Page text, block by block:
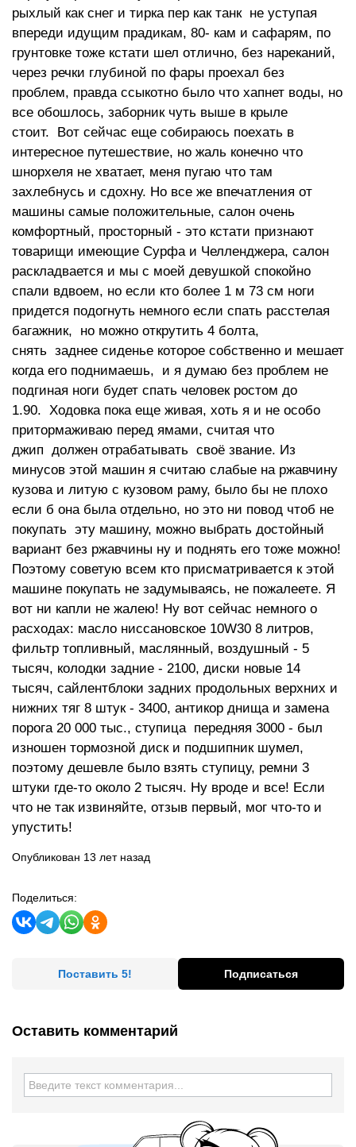
рыхлый как снег и тирка пер как танк не уступая
впереди идущим прадикам, 80- кам и сафарям, по
грунтовке тоже кстати шел отлично, без нареканий,
через речки глубиной по фары проехал без
проблем, правда ссыкотно было что хапнет воды, но
все обошлось, заборник чуть выше в крыле
стоит. Вот сейчас еще собираюсь поехать в
интересное путешествие, но жаль конечно что
шнорхеля не хватает, меня пугаю что там
захлебнусь и сдохну. Но все же впечатления от
машины самые положительные, салон очень
комфортный, просторный - это кстати признают
товарищи имеющие Сурфа и Челленджера, салон
раскладвается и мы с моей девушкой спокойно
спали вдвоем, но если кто более 1 м 73 см ноги
придется подогнуть немного если спать расстелая
багажник, но можно открутить 4 болта,
снять заднее сиденье которое собственно и мешает
когда его поднимаешь, и я думаю без проблем не
подгиная ноги будет спать человек ростом до
1.90. Ходовка пока еще живая, хоть я и не особо
притормаживаю перед ямами, считая что
джип должен отрабатывать своё звание. Из
минусов этой машин я считаю слабые на ржавчину
кузова и литую с кузовом раму, было бы не плохо
если б она была отдельно, но это ни повод чтоб не
покупать эту машину, можно выбрать достойный
вариант без ржавчины ну и поднять его тоже можно!
Поэтому советую всем кто присматривается к этой
машине покупать не задумываясь, не пожалеете. Я
вот ни капли не жалею! Ну вот сейчас немного о
расходах: масло ниссановское 10W30 8 литров,
фильтр топливный, маслянный, воздушный - 5
тысяч, колодки задние - 2100, диски новые 14
тысяч, сайлентблоки задних продольных верхних и
нижних тяг 8 штук - 3400, антикор днища и замена
порога 20 000 тыс., ступица передняя 3000 - был
изношен тормозной диск и подшипник шумел,
поэтому дешевле было взять ступицу, ремни 3
штуки где-то около 2 тысяч. Ну вроде и все! Если
что не так извиняйте, отзыв первый, мог что-то и
упустить!
Опубликован 13 лет назад
Поделиться:
Поставить 5! Подписаться
Оставить комментарий